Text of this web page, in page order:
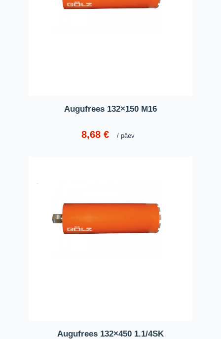
Augufrees 132×150 M16
8,68 € päev
Augufrees 132×450 1.1/4SK